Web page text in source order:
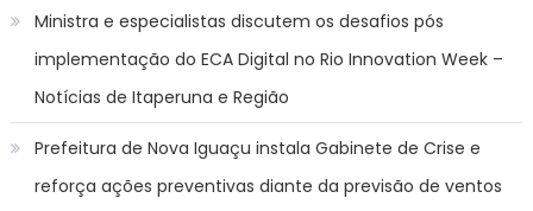
Ministra e especialistas discutem os desafios pós
implementação do ECA Digital no Rio Innovation Week –
Notícias de Itaperuna e Região
Prefeitura de Nova Iguaçu instala Gabinete de Crise e
reforça ações preventivas diante da previsão de ventos